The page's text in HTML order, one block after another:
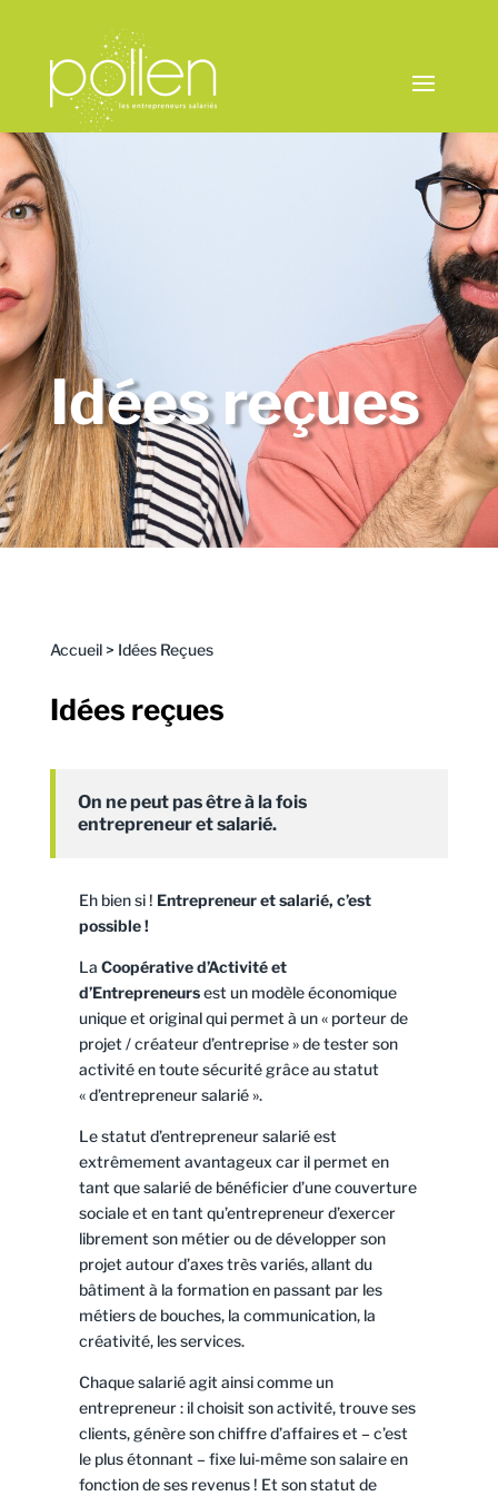
Idées reçues
Accueil> Idées Reçues
Idées reçues
On ne peut pas être à la fois
entrepreneur et salarié.
Eh bien si ! Entrepreneur et salarié, c’est
possible !
La Coopérative d’Activité et
d’Entrepreneursest un modèle économique
unique et original qui permet à un « porteur de
projet / créateur d’entreprise » de tester son
activité en toute sécurité grâce au statut
« d’entrepreneur salarié ».
Le statut d’entrepreneur salarié est
extrêmement avantageux car il permet en
tant que salarié de bénéficier d’une couverture
sociale et en tant qu’entrepreneur d’exercer
librement son métier ou de développer son
projet autour d’axes très variés, allant du
bâtiment à la formation en passant par les
métiers de bouches, la communication, la
créativité, les services.
Chaque salarié agit ainsi comme un
entrepreneur : il choisit son activité, trouve ses
clients, génère son chiffre d’affaires et – c’est
le plus étonnant – fixe lui-même son salaire en
fonction de ses revenus ! Et son statut de